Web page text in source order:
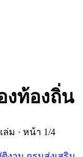
งท้องถิ่น
ล่ม · หน้า 1/4